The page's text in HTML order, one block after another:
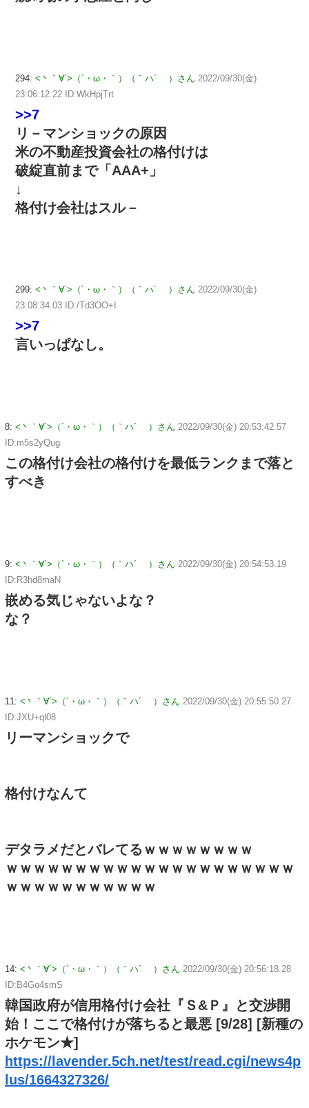
294: <丶｀∀´>（´・ω・｀）（｀ハ´ ）さん 2022/09/30(金)
23:06:12.22 ID:WkHpjTrt
>>7
リ－マンショックの原因
米の不動産投資会社の格付けは
破綻直前まで「AAA+」
↓
格付け会社はスル－
299: <丶｀∀´>（´・ω・｀）（｀ハ´ ）さん 2022/09/30(金)
23:08:34.03 ID:/Td3OO+I
>>7
言いっぱなし。
8: <丶｀∀´>（´・ω・｀）（｀ハ´ ）さん 2022/09/30(金) 20:53:42.57
ID:m5s2yQug
この格付け会社の格付けを最低ランクまで落と
すべき
9: <丶｀∀´>（´・ω・｀）（｀ハ´ ）さん 2022/09/30(金) 20:54:53.19
ID:R3hd8maN
嵌める気じゃないよな？
な？
11: <丶｀∀´>（´・ω・｀）（｀ハ´ ）さん 2022/09/30(金) 20:55:50.27
ID:JXU+ql08
リーマンショックで
格付けなんて
デタラメだとバレてるｗｗｗｗｗｗｗｗ
ｗｗｗｗｗｗｗｗｗｗｗｗｗｗｗｗｗｗｗｗｗ
ｗｗｗｗｗｗｗｗｗｗｗ
14: <丶｀∀´>（´・ω・｀）（｀ハ´ ）さん 2022/09/30(金) 20:56:18.28
ID:B4Go4smS
韓国政府が信用格付け会社『Ｓ&Ｐ』と交渉開
始！ここで格付けが落ちると最悪 [9/28] [新種の
ホケモン★]
https://lavender.5ch.net/test/read.cgi/news4p
lus/1664327326/